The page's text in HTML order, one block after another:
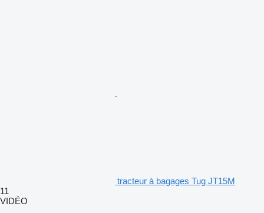
tracteur à bagages Tug JT15M
11
VIDÉO